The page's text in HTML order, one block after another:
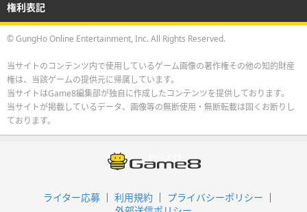
権利表記
© GungHo Online Entertainment, Inc. All Rights Reserved.
当サイトのコンテンツ内で使用しているゲーム画像の著作権その他の知的財産
権は、当該ゲームの提供元に帰属しています。
当サイトはGame8編集部が独自に作成したコンテンツを提供しております。
当サイトが掲載しているデータ、画像等の無断使用・無断転載は固くお断りし
ております。
ライター応募 利用規約
プライバシーポリシー